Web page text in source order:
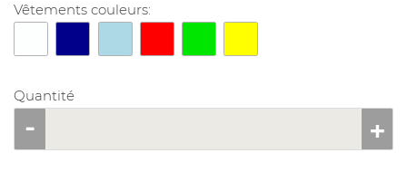
Vêtements couleurs:
Quantité